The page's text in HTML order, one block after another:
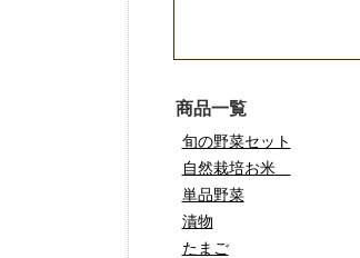
商品一覧
旬の野菜セット
自然栽培お米
単品野菜
漬物
たまご